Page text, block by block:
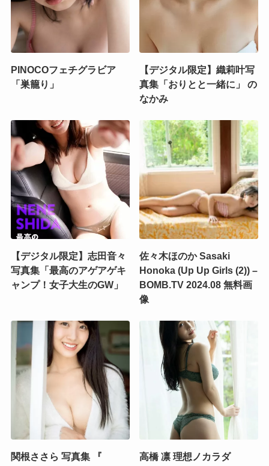
PINOCOフェチグラビア
「巣籠り」
【デジタル限定】織莉叶写
真集「おりとと一緒に」 の
なかみ
【デジタル限定】志田音々
写真集「最高のアゲアゲキ
ャンプ！女子大生のGW」
佐々木ほのか Sasaki
Honoka (Up Up Girls (2)) –
BOMB.TV 2024.08 無料画
像
関根ささら 写真集 『
高橋 凛 理想ノカラダ